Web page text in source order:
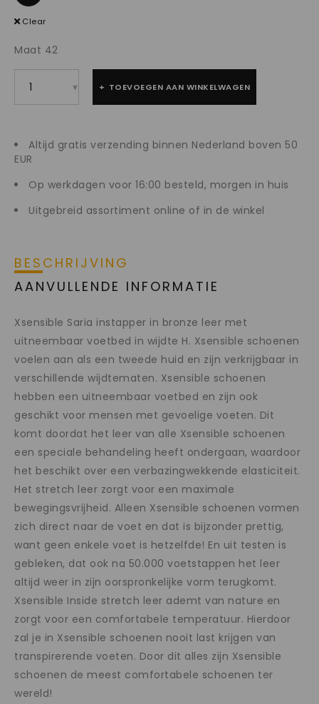
Clear
Maat 42
TOEVOEGEN AAN WINKELWAGEN
Altijd gratis verzending binnen Nederland boven 50
EUR
Op werkdagen voor 16:00 besteld, morgen in huis
Uitgebreid assortiment online of in de winkel
BESCHRIJVING
AANVULLENDE INFORMATIE
Xsensible Saria instapper in bronze leer met
uitneembaar voetbed in wijdte H. Xsensible schoenen
voelen aan als een tweede huid en zijn verkrijgbaar in
verschillende wijdtematen. Xsensible schoenen
hebben een uitneembaar voetbed en zijn ook
geschikt voor mensen met gevoelige voeten. Dit
komt doordat het leer van alle Xsensible schoenen
een speciale behandeling heeft ondergaan, waardoor
het beschikt over een verbazingwekkende elasticiteit.
Het stretch leer zorgt voor een maximale
bewegingsvrijheid. Alleen Xsensible schoenen vormen
zich direct naar de voet en dat is bijzonder prettig,
want geen enkele voet is hetzelfde! En uit testen is
gebleken, dat ook na 50.000 voetstappen het leer
altijd weer in zijn oorspronkelijke vorm terugkomt.
Xsensible Inside stretch leer ademt van nature en
zorgt voor een comfortabele temperatuur. Hierdoor
zal je in Xsensible schoenen nooit last krijgen van
transpirerende voeten. Door dit alles zijn Xsensible
schoenen de meest comfortabele schoenen ter
wereld!